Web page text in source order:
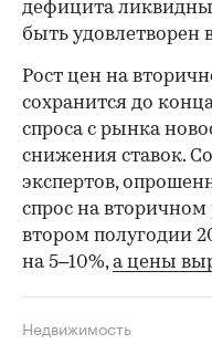
дефицита
быть удовлетворен
Рост цен на
сохранится до
спроса с рынка
снижения ставок.
экспертов,
спрос на
втором полугодии
на 5–10%,а цены
Недвижимость